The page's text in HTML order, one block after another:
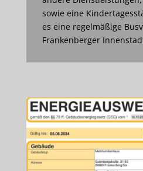
sowie eine
es eine regelmäßige
Frankenberger